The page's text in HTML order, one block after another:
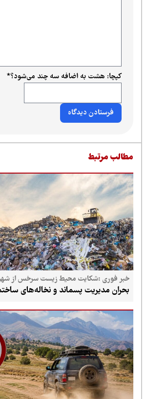
کپچا: هشت به اضافه سه چند می‌شود؟*
مرتبط
خبر فوری :شکایت محیط زیست سرخس از شهرداری
بحران مدیریت پسماند و نخاله‌های ساختمانی